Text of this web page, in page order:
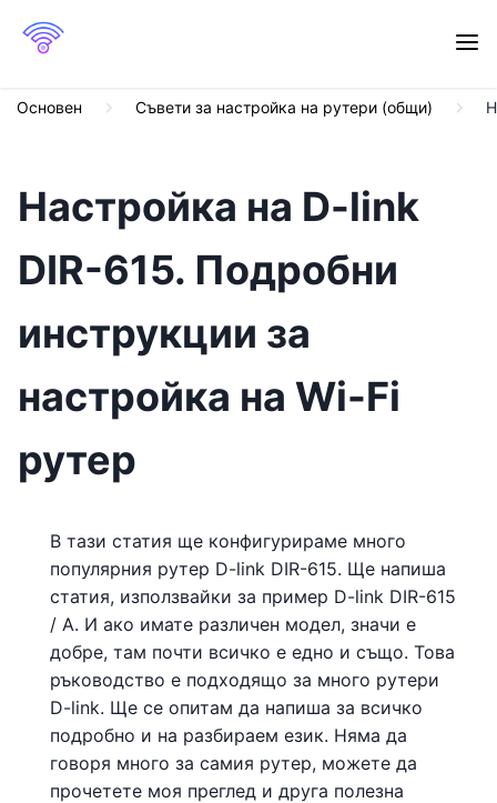
Основен Съвети за настройка на рутери (общи)
Настройка на D-link
DIR-615. Подробни
инструкции за
настройка на Wi-Fi
рутер
В тази статия ще конфигурираме много
популярния рутер D-link DIR-615. Ще напиша
статия, използвайки за пример D-link DIR-615
/ A. И ако имате различен модел, значи е
добре, там почти всичко е едно и също. Това
ръководство е подходящо за много рутери
D-link. Ще се опитам да напиша за всичко
подробно и на разбираем език. Няма да
говоря много за самия рутер, можете да
прочетете моя преглед и друга полезна